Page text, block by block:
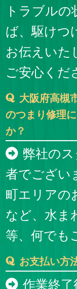
トラブル
ば、駆けつ
お伝えいた
ご安心くだ
大阪府高槻
のつまり修理
か？
弊社の
者でござい
町エリアの
など、水ま
等、何でも
お支払い方
作業終